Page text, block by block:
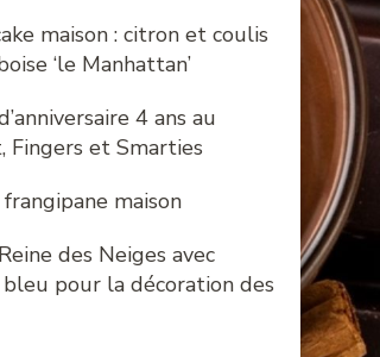
maison : citron et coulis
‘le Manhattan’
4 ans au
Fingers et Smarties
maison
des Neiges avec
pour la décoration des